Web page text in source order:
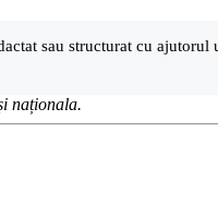
sau structurat cu
naționala.